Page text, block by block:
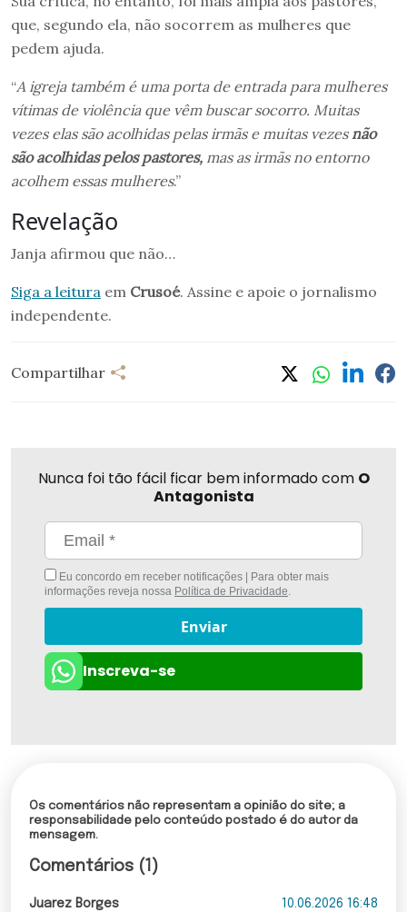
que, segundo ela, não socorrem as mulheres que
pedem ajuda.
“A igreja também é uma porta de entrada para mulheres
vítimas de violência que vêm buscar socorro. Muitas
vezes elas são acolhidas pelas irmãs e muitas vezesnão
são acolhidas pelos pastores, mas as irmãs no entorno
acolhem essas mulheres.”
Revelação
Janja afirmou que não…
Siga a leitura em Crusoé. Assine e apoie o jornalismo
independente.
Compartilhar
Nunca foi tão fácil ficar bem informado com O
Antagonista
Eu concordo em receber notificações | Para obter mais
informações reveja nossa Política de Privacidade.
Enviar
Inscreva-se
Os comentários não representam a opinião do site; a
responsabilidade pelo conteúdo postado é do autor da
mensagem.
Comentários (1)
Juarez Borges
10.06.2026 16:48